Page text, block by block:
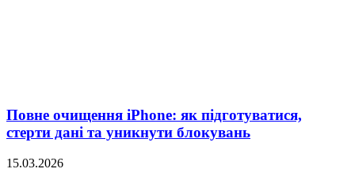
Повне очищення iPhone: як підготуватися,
стерти дані та уникнути блокувань
15.03.2026